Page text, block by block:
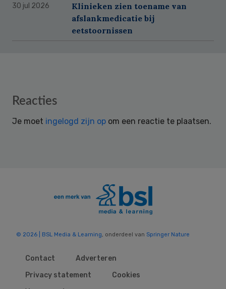
30 jul 2026
Klinieken zien toename van
afslankmedicatie bij
eetstoornissen
Reader
Reacties
Je moet ingelogd zijn op om een reactie te plaatsen.
© 2026 | BSL Media & Learning, onderdeel van Springer Nature
Contact
Adverteren
Privacy statement
Cookies